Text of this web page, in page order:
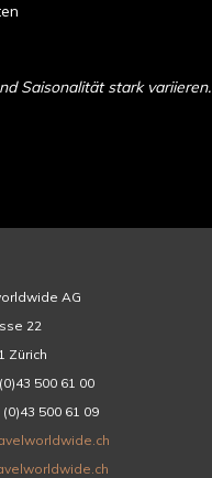
Saisonalität stark variieren.
AG
22
Zürich
500 61 00
(0)43 500 61 09